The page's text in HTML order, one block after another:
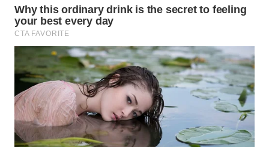
produto extremamente rápida e econômica para o
orçamento familiar. Com utensílios básicos de
solução eficiente para blindar as janelas e portas
antes dohorário de dormir.